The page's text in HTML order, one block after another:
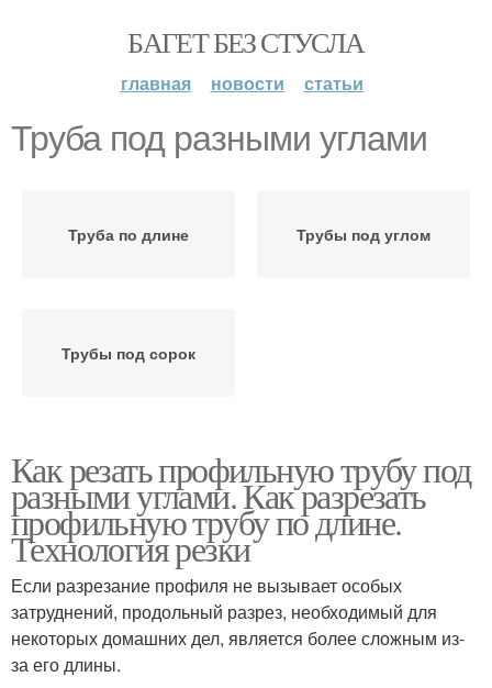
БАГЕТ БЕЗ СТУСЛА
главная новости статьи
Труба под разными углами
Труба по длине Трубы под углом
Трубы под сорок
Как резать профильную трубу под
разными углами. Как разрезать
профильную трубу по длине.
Технология резки
Если разрезание профиля не вызывает особых
затруднений, продольный разрез, необходимый для
некоторых домашних дел, является более сложным из-
за его длины.